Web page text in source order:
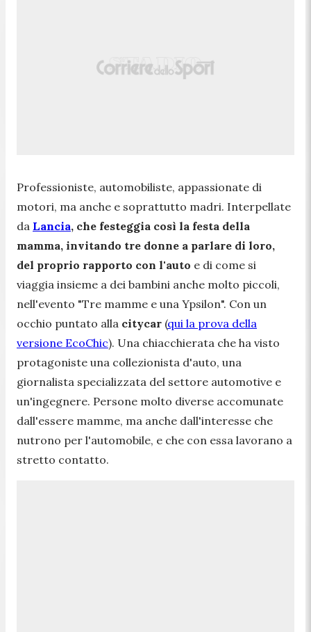
Professioniste, automobiliste, appassionate di
motori, ma anche e soprattutto madri. Interpellate
da Lancia, che festeggia così la festa della
mamma, invitando tre donne a parlare di loro,
del proprio rapporto con l'auto e di come si
viaggia insieme a dei bambini anche molto piccoli,
nell'evento "Tre mamme e una Ypsilon". Con un
occhio puntato alla citycar (qui la prova della
versione EcoChic). Una chiacchierata che ha visto
protagoniste una collezionista d'auto, una
giornalista specializzata del settore automotive e
un'ingegnere. Persone molto diverse accomunate
dall'essere mamme, ma anche dall'interesse che
nutrono per l'automobile, e che con essa lavorano a
stretto contatto.